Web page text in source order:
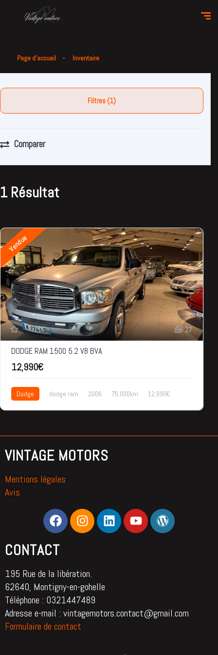
Page d'accueil Inventaire
Filtres (1)
Comparer
1 Résultat
Vendue
27
DODGE RAM 1500 5.2 V8 BVA
12,990€
Dodge dodge ram 2006 75.000km 12,990€
VINTAGE MOTORS
Mentions légales
Avis
CONTACT
195 Rue de la libération.
62640, Montigny-en-gohelle
Téléphone : 0321447489
Adresse e-mail : vintagemotors.contact@gmail.com
Formulaire de contact